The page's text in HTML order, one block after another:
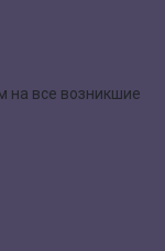
на все возникшие